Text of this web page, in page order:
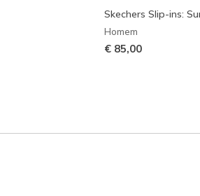
Skechers Slip-ins:
Homem
€ 85,00